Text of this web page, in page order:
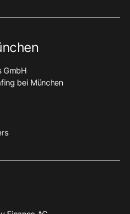
GmbH
bei München